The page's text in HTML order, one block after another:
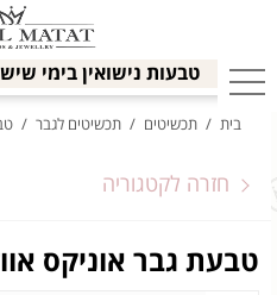
טבעות נישואין בימי
בית / תכשיטים / תכשיטים לגבר /
חזרה לקטגוריה
טבעת גבר אוניקס